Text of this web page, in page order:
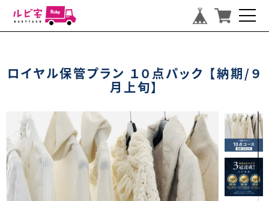
ロイヤル保管プラン １０点パック 【納期/９
月上旬】